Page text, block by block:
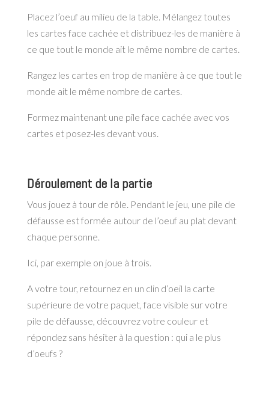
Placez l’oeuf au milieu de la table. Mélangez toutes
les cartes face cachée et distribuez-les de manière à
ce que tout le monde ait le même nombre de cartes.
Rangez les cartes en trop de manière à ce que tout le
monde ait le même nombre de cartes.
Formez maintenant une pile face cachée avec vos
cartes et posez-les devant vous.
Déroulement de la partie
Vous jouez à tour de rôle. Pendant le jeu, une pile de
défausse est formée autour de l’oeuf au plat devant
chaque personne.
Ici, par exemple on joue à trois.
A votre tour, retournez en un clin d’oeil la carte
supérieure de votre paquet, face visible sur votre
pile de défausse, découvrez votre couleur et
répondez sans hésiter à la question : qui a le plus
d’oeufs ?